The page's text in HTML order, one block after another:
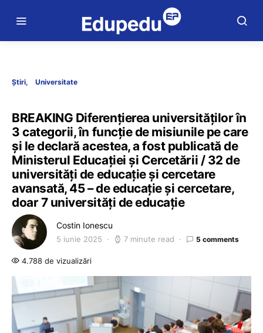
Știri Universitate
BREAKING Diferențierea universităților în
3 categorii, în funcție de misiunile pe care
și le declară acestea, a fost publicată de
Ministerul Educației și Cercetării / 32 de
universități de educație și cercetare
avansată, 45 – de educație și cercetare,
doar 7 universități de educație
Costin Ionescu
5 iunie 2025 7 minute read 5 comments
4.788 de vizualizări